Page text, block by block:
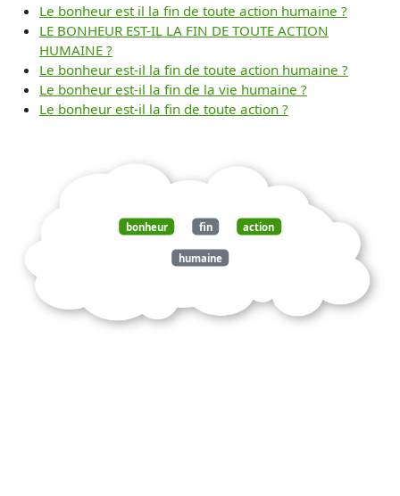
Le bonheur est il la fin de toute action humaine ?
LE BONHEUR EST-IL LA FIN DE TOUTE ACTION
HUMAINE ?
Le bonheur est-il la fin de toute action humaine ?
Le bonheur est-il la fin de la vie humaine ?
Le bonheur est-il la fin de toute action ?
bonheur fin action
humaine